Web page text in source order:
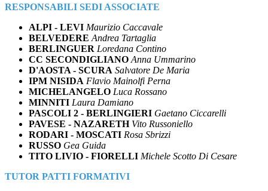
RESPONSABILI SEDI ASSOCIATE
ALPI - LEVI Maurizio Caccavale
BELVEDERE Andrea Tartaglia
BERLINGUER Loredana Contino
CC SECONDIGLIANO Anna Ummarino
D'AOSTA - SCURA Salvatore De Maria
IPM NISIDA Flavio Mainolfi Perna
MICHELANGELO Luca Rossano
MINNITI Laura Damiano
PASCOLI 2 - BERLINGIERI Gaetano Ciccarelli
PAVESE - NAZARETH Vito Russoniello
RODARI - MOSCATI Rosa Sbrizzi
RUSSO Gea Guida
TITO LIVIO - FIORELLI Michele Scotto Di Cesare
TUTOR PATTI FORMATIVI